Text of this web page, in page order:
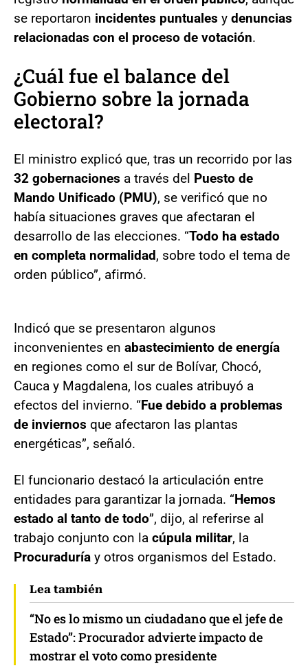
se reportaron incidentes puntuales y denuncias
relacionadas con el proceso de votación.
¿Cuál fue el balance del
Gobierno sobre la jornada
electoral?
El ministro explicó que, tras un recorrido por las
32 gobernaciones a través del Puesto de
Mando Unificado (PMU), se verificó que no
había situaciones graves que afectaran el
desarrollo de las elecciones. “Todo ha estado
en completa normalidad, sobre todo el tema de
orden público”, afirmó.
Indicó que se presentaron algunos
inconvenientes en abastecimiento de energía
en regiones como el sur de Bolívar, Chocó,
Cauca y Magdalena, los cuales atribuyó a
efectos del invierno. “Fue debido a problemas
de inviernos que afectaron las plantas
energéticas”, señaló.
El funcionario destacó la articulación entre
entidades para garantizar la jornada. “Hemos
estado al tanto de todo”, dijo, al referirse al
trabajo conjunto con la cúpula militar, la
Procuraduría y otros organismos del Estado.
Lea también
“No es lo mismo un ciudadano que el jefe de
Estado”: Procurador advierte impacto de
mostrar el voto como presidente